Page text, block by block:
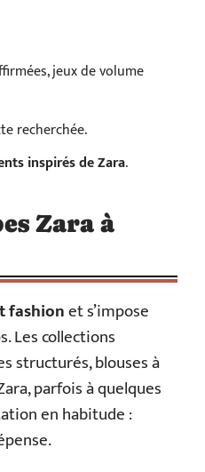
jeux de volume
recherchée.
inspirés de Zara.
Zara à
fashionet s’impose
Les collections
structurés, blouses à
parfois à quelques
en habitude :